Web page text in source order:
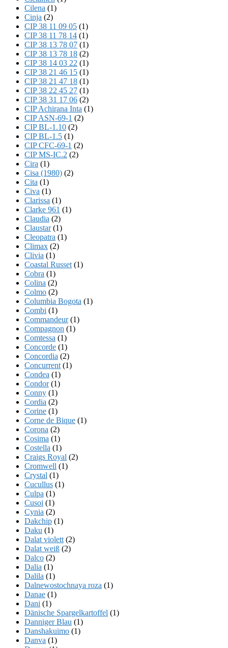
Cilena (1)
Cinja (2)
CIP 38 11 09 05 (1)
CIP 38 11 78 14 (1)
CIP 38 13 78 07 (1)
CIP 38 13 78 18 (2)
CIP 38 14 03 22 (1)
CIP 38 21 46 15 (1)
CIP 38 21 47 18 (1)
CIP 38 22 45 27 (1)
CIP 38 31 17 06 (2)
CIP Achirana Inta (1)
CIP ASN-69-1 (2)
CIP BL-1.10 (2)
CIP BL-1.5 (1)
CIP CFC-69-1 (2)
CIP MS-IC.2 (2)
Cira (1)
Cisa (1980) (2)
Cita (1)
Civa (1)
Clarissa (1)
Clarke 961 (1)
Claudia (2)
Claustar(1)
Cleopatra (1)
Climax (2)
Clivia (1)
Coastal Russet (1)
Cobra (1)
Colina (2)
Colmo (2)
Columbia Bogota (1)
Combi (1)
Commandeur(1)
Compagnon (1)
Comtessa (1)
Concorde (1)
Concordia (2)
Concurrent (1)
Condea (1)
Condor(1)
Conny (1)
Cordia (2)
Corine (1)
Corne de Bique (1)
Corona (2)
Cosima (1)
Costella (1)
Craigs Royal (2)
Cromwell (1)
Crystal (1)
Cucullus (1)
Culpa (1)
Cusoi (1)
Cynia (2)
Dakchip (1)
Daku (1)
Dalat violett (2)
Dalat weiß (2)
Dalco (2)
Dalia (1)
Dalila (1)
Dalnewostochnaya roza (1)
Danae (1)
Dani (1)
Dänische Spargelkartoffel (1)
Danniger Blau (1)
Danshakuimo (1)
Danva (1)